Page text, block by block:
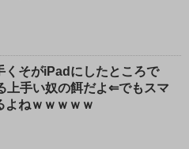
くそがiPadにしたところで
上手い奴の餌だよ⇐でもスマ
よねｗｗｗｗｗ